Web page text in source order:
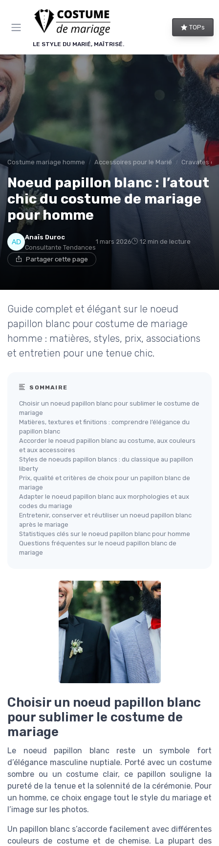
LE STYLE DU MARIÉ, MAÎTRISÉ.
TOPs
Costume mariage homme Accessoires pour le Marié Cravates
Noeud papillon blanc : l’atout
chic du costume de mariage
pour homme
Anaïs Duroc
Consultante Tendances
1 mars 2026 12 min de lecture
Partager cette page
Guide complet et élégant sur le noeud
papillon blanc pour costume de mariage
homme : matières, styles, prix, associations
et entretien pour une tenue chic.
SOMMAIRE
Choisir un noeud papillon blanc pour sublimer le costume de
mariage
Matières, textures et finitions : comprendre l’élégance du
papillon blanc
Accorder le noeud papillon blanc au costume, aux couleurs
et aux accessoires
Styles de noeuds papillon blancs : du classique au papillon
liberty
Prix, qualité et critères de choix pour un papillon blanc de
mariage
Adapter le noeud papillon blanc aux morphologies et aux
codes du mariage
Entretenir, conserver et réutiliser un noeud papillon blanc
après le mariage
Statistiques clés sur le noeud papillon blanc pour homme
Questions fréquentes sur le noeud papillon blanc de
mariage
Choisir un noeud papillon blanc
pour sublimer le costume de
mariage
Le noeud papillon blanc reste un symbole fort
d’élégance masculine nuptiale. Porté avec un costume
sombre ou un costume clair, ce papillon souligne la
pureté de la tenue et la solennité de la cérémonie. Pour
un homme, ce choix engage tout le style du mariage et
l’image sur les photos.
Un papillon blanc s’accorde facilement avec différentes
couleurs de costume et de chemise. La plupart des